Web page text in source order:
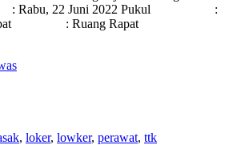
: Rabu, 22 Juni 2022 Pukul :
: Ruang Rapat
, loker, lowker, perawat, ttk